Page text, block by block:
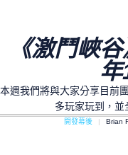
《激鬥峽
本週我們將與大家分享目前
多玩家玩到，並
開發幕後 Brian